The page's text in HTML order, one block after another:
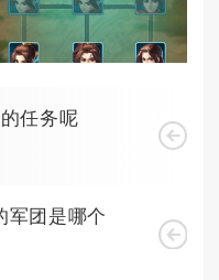
任务呢
军团是哪个